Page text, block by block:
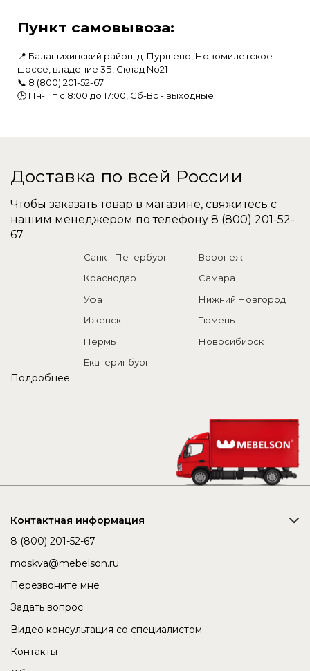
Пункт самовывоза:
📍 Балашихинский район, д. Пуршево, Новомилетское
шоссе, владение 3Б, Склад No21
📞 8 (800) 201-52-67
🕒 Пн-Пт с 8:00 до 17:00, Сб-Вс - выходные
Доставка по всей России
Чтобы заказать товар в магазине, свяжитесь с
нашим менеджером по телефону 8 (800) 201-52-
67
Подробнее
Санкт-Петербург
Воронеж
Краснодар
Самара
Уфа
Нижний Новгород
Ижевск
Тюмень
Пермь
Новосибирск
Екатеринбург
Контактная информация
8 (800) 201-52-67
moskva@mebelson.ru
Перезвоните мне
Задать вопрос
Видео консультация со специалистом
Контакты